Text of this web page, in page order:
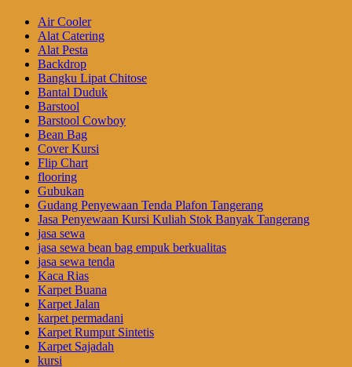
Air Cooler
Alat Catering
Alat Pesta
Backdrop
Bangku Lipat Chitose
Bantal Duduk
Barstool
Barstool Cowboy
Bean Bag
Cover Kursi
Flip Chart
flooring
Gubukan
Gudang Penyewaan Tenda Plafon Tangerang
Jasa Penyewaan Kursi Kuliah Stok Banyak Tangerang
jasa sewa
jasa sewa bean bag empuk berkualitas
jasa sewa tenda
Kaca Rias
Karpet Buana
Karpet Jalan
karpet permadani
Karpet Rumput Sintetis
Karpet Sajadah
kursi